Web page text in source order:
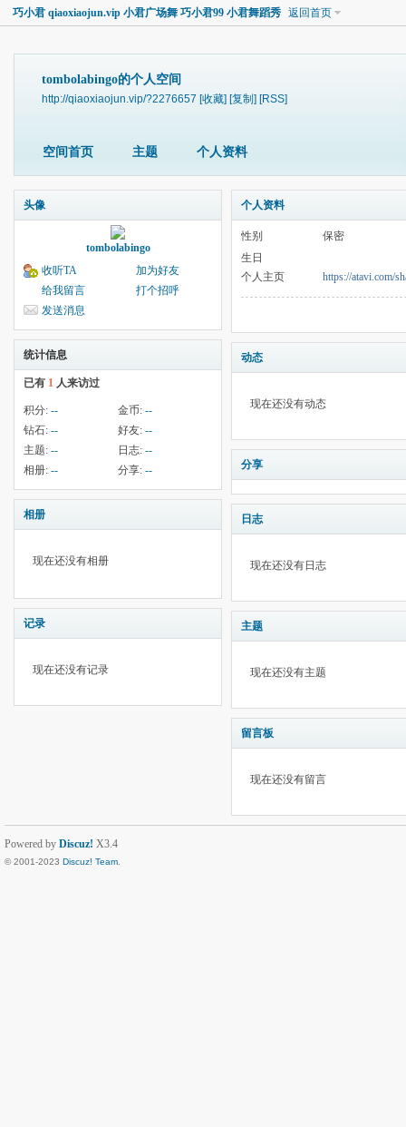
巧小君 qiaoxiaojun.vip 小君广场舞 巧小君99 小君舞蹈秀 返回首页
tombolabingo的个人空间
http://qiaoxiaojun.vip/?2276657 [收藏] [复制] [RSS]
空间首页 主题 个人资料
头像
tombolabingo
收听TA
加为好友
给我留言
打个招呼
发送消息
统计信息
已有 1 人来访过
积分: -- 金币: --
钻石: -- 好友: --
主题: -- 日志: --
相册: -- 分享: --
相册
现在还没有相册
记录
现在还没有记录
个人资料
性别
保密
生日
个人主页
https://atavi.com/
动态
现在还没有动态
分享
日志
现在还没有日志
主题
现在还没有主题
留言板
现在还没有留言
Powered by Discuz! X3.4
© 2001-2023 Discuz! Team